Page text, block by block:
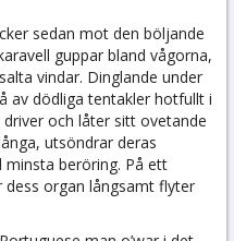
sedan mot den böljande
guppar bland vågorna,
vindar. Dinglande under
av dödliga tentakler hotfullt i
och låter sitt ovetande
utsöndrar deras
beröring. På ett
organ långsamt flyter